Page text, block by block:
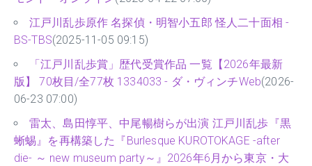
江戸川乱歩原作 名探偵・明智小五郎 怪人二十面相 -
BS-TBS(2025-11-05 09:15)
「江戸川乱歩賞」歴代受賞作品 一覧【2026年最新
版】 70枚目/全77枚 1334033 - ダ・ヴィンチWeb(2026-
06-23 07:00)
雷太、島田惇平、中尾暢樹らが出演 江戸川乱歩『黒
蜥蜴』を再構築した『Burlesque KUROTOKAGE -after
die- ～ new museum party～』2026年6月から東京・大